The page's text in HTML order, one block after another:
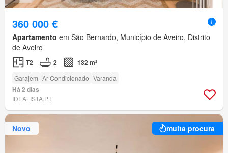
360 000 €
Apartamento em São Bernardo, Município de Aveiro, Distrito
de Aveiro
T2 2 132 m²
Garajem Ar Condicionado Varanda
Há 2 dias
IDEALISTA.PT
Novo muita procura